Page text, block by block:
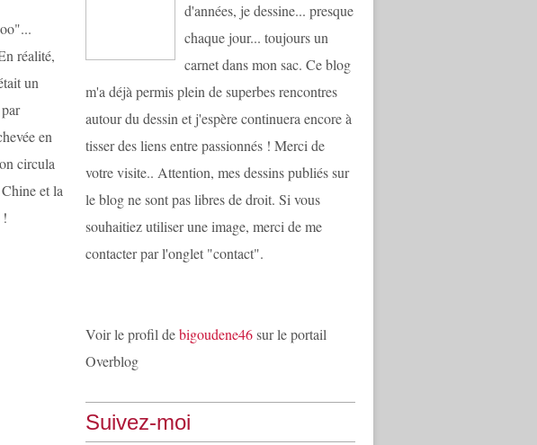
réalité,
un
en
circula
et la
!
d'années, je dessine... presque
chaque jour... toujours un
carnet dans mon sac. Ce blog
m'a déjà permis plein de superbes rencontres
autour du dessin et j'espère continuera encore à
tisser des liens entre passionnés ! Merci de
votre visite.. Attention, mes dessins publiés sur
le blog ne sont pas libres de droit. Si vous
souhaitiez utiliser une image, merci de me
contacter par l'onglet "contact".
Voir le profil debigoudene46sur le portail
Overblog
Suivez-moi